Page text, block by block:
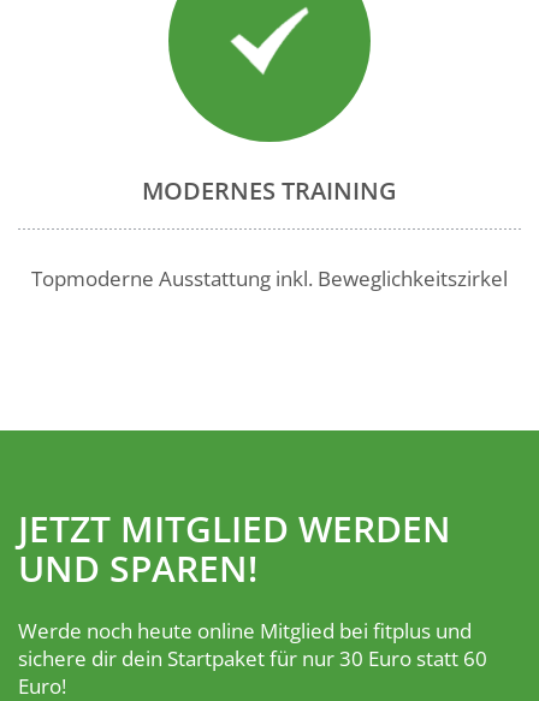
MODERNES TRAINING
Topmoderne Ausstattung inkl. Beweglichkeitszirkel
JETZT MITGLIED WERDEN
UND SPAREN!
Werde noch heute online Mitglied bei fitplus und
sichere dir dein Startpaket für nur 30 Euro statt 60
Euro!